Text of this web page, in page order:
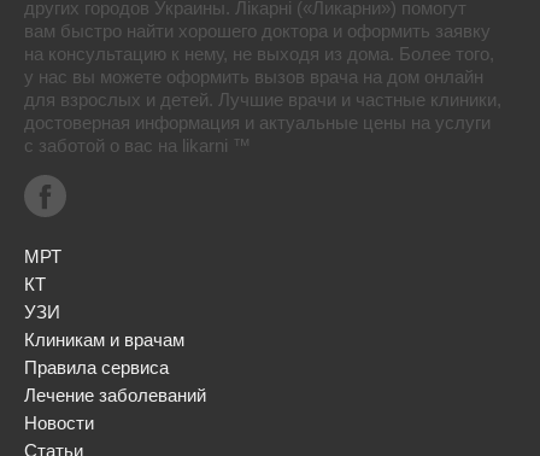
других городов Украины. Лікарні («Ликарни») помогут
вам быстро найти хорошего доктора и оформить заявку
на консультацию к нему, не выходя из дома. Более того,
у нас вы можете оформить вызов врача на дом онлайн
для взрослых и детей. Лучшие врачи и частные клиники,
достоверная информация и актуальные цены на услуги
с заботой о вас на likarni ™
МРТ
КТ
УЗИ
Клиникам и врачам
Правила сервиса
Лечение заболеваний
Новости
Статьи